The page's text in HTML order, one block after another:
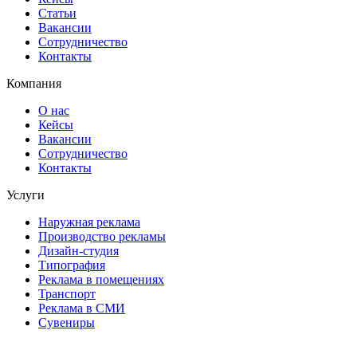
Статьи
Вакансии
Сотрудничество
Контакты
Компания
О нас
Кейсы
Вакансии
Сотрудничество
Контакты
Услуги
Наружная реклама
Производство рекламы
Дизайн-студия
Типография
Реклама в помещениях
Транспорт
Реклама в СМИ
Сувениры